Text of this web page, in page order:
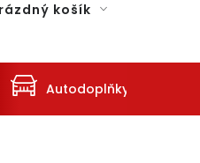
KOŠÍK
košík
Autodoplňky